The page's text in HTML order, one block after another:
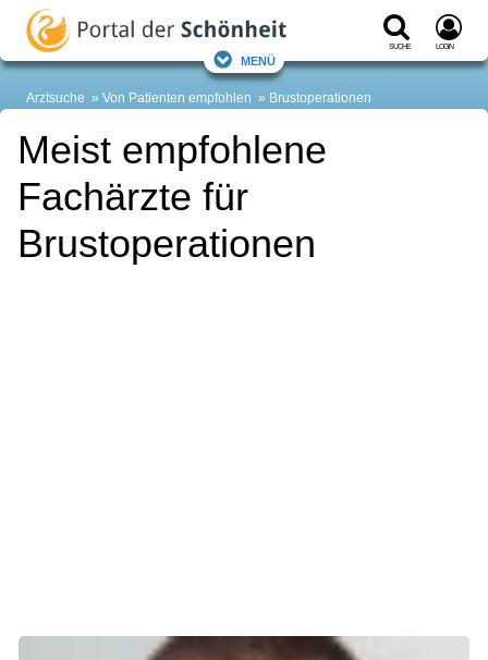
Suche Login
Menü
Arztsuche Von Patienten empfohlen Brustoperationen
Meist empfohlene
Fachärzte für
Brustoperationen